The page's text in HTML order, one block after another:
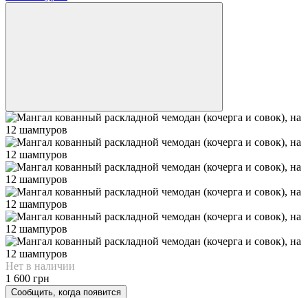
Нет в наличии
1 600 грн
Сообщить, когда появится